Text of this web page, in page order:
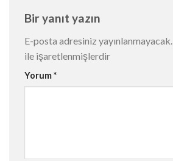
Bir yanıt yazın
E-posta adresiniz yayınlanmayacak.
ile işaretlenmişlerdir
Yorum*